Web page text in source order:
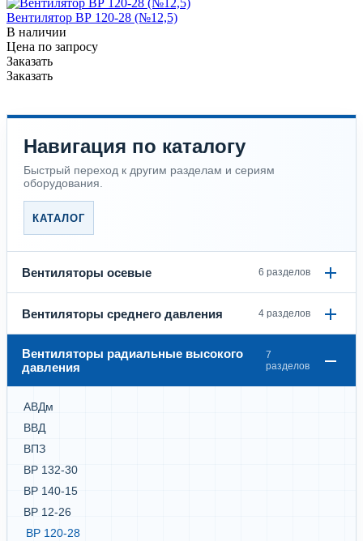
Вентилятор ВР 120-28 (№12,5)
В наличии
Цена по запросу
Заказать
Заказать
Навигация по каталогу
Быстрый переход к другим разделам и сериям
оборудования.
КАТАЛОГ
Вентиляторы осевые 6 разделов
Вентиляторы среднего давления 4 разделов
Вентиляторы радиальные высокого
давления
7
разделов
АВДм
ВВД
ВПЗ
ВР 132-30
ВР 140-15
ВР 12-26
ВР 120-28